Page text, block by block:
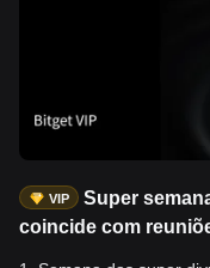
VIP
Super
coincide com